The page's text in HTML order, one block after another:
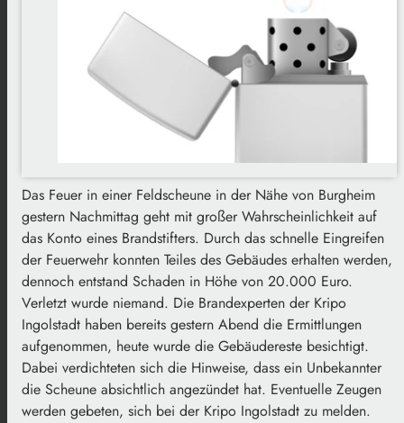
Das Feuer in einer Feldscheune in der Nähe von Burgheim
gestern Nachmittag geht mit großer Wahrscheinlichkeit auf
das Konto eines Brandstifters. Durch das schnelle Eingreifen
der Feuerwehr konnten Teiles des Gebäudes erhalten werden,
dennoch entstand Schaden in Höhe von 20.000 Euro.
Verletzt wurde niemand. Die Brandexperten der Kripo
Ingolstadt haben bereits gestern Abend die Ermittlungen
aufgenommen, heute wurde die Gebäudereste besichtigt.
Dabei verdichteten sich die Hinweise, dass ein Unbekannter
die Scheune absichtlich angezündet hat. Eventuelle Zeugen
werden gebeten, sich bei der Kripo Ingolstadt zu melden.